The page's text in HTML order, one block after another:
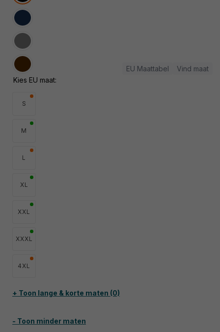
Kies EU maat:
EU Maattabel Vind maat
S
M
L
XL
XXL
XXXL
4XL
uitverkocht
of
niet
beschikbaar
Variant
uitverkocht
of
niet
beschikbaar
Variant
uitverkocht
of
niet
beschikbaar
Variant
uitverkocht
of
beschikbaar
+ Toon lange & korte maten (0)
- Toon minder maten